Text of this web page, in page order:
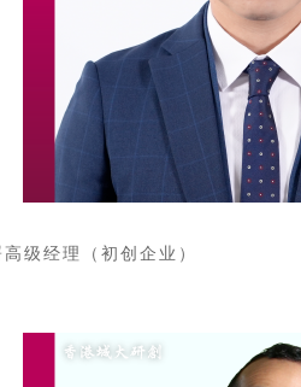
级经理（初创企业）